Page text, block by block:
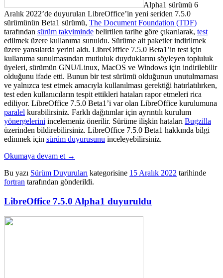
Alpha1 sürümü 6
Aralık 2022’de duyurulan LibreOffice’in yeni seriden 7.5.0
sürümünün Beta1 sürümü, The Document Foundation (TDF)
tarafından sürüm takviminde belirtilen tarihe göre çıkarılarak, test
edilmek üzere kullanıma sunuldu. Sürüme ait paketler indirilmek
üzere yansılarda yerini aldı. LibreOffice 7.5.0 Beta1’in test için
kullanıma sunulmasından mutluluk duyduklarını söyleyen topluluk
üyeleri, sürümün GNU/Linux, MacOS ve Windows için indirilebilir
olduğunu ifade etti. Bunun bir test sürümü olduğunun unutulmaması
ve yalnızca test etmek amacıyla kullanılması gerektiği hatırlatılırken,
test eden kullanıcıların tespit ettikleri hataları rapor etmeleri rica
ediliyor. LibreOffice 7.5.0 Beta1’i var olan LibreOffice kurulumuna
paralel kurabilirsiniz. Farklı dağıtımlar için ayrıntılı kurulum
yönergelerini incelemeniz önerilir. Sürüme ilişkin hataları Bugzilla
üzerinden bildirebilirsiniz. LibreOffice 7.5.0 Beta1 hakkında bilgi
edinmek için sürüm duyurusunu inceleyebilirsiniz.
Okumaya devam et →
Bu yazı Sürüm Duyuruları kategorisine 15 Aralık 2022 tarihinde
fortran tarafından gönderildi.
LibreOffice 7.5.0 Alpha1 duyuruldu